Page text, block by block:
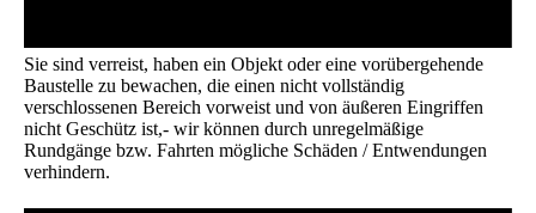
Sie sind verreist, haben ein Objekt oder eine vorübergehende
Baustelle zu bewachen, die einen nicht vollständig
verschlossenen Bereich vorweist und von äußeren Eingriffen
nicht Geschütz ist,- wir können durch unregelmäßige
Rundgänge bzw. Fahrten mögliche Schäden / Entwendungen
verhindern.